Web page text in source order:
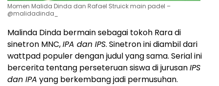
Momen Malida Dinda dan Rafael Struick main padel –
@malidadinda_
Malinda Dinda bermain sebagai tokoh Rara di
sinetron MNC,IPA dan IPS. Sinetron ini diambil dari
wattpad populer dengan judul yang sama. Serial ini
bercerita tentang perseteruan siswa di jurusanIPS
dan IPA yang berkembang jadi permusuhan.